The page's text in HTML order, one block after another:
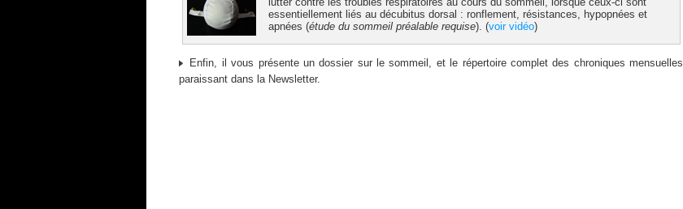
essentiellement liés au décubitus dorsal : ronflement, résistances, hypopnées et
apnées (étude du sommeil préalable requise). (voir vidéo)
Enfin, il vous présente un dossier sur le sommeil, et le répertoire complet des chroniques mensuelles
paraissant dans la Newsletter.